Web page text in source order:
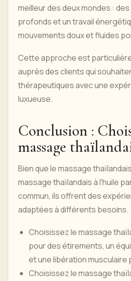
meilleur des deux mondes :
profonds et un travail
mouvements doux et fluides
Cette approche est
auprès des clients qui
thérapeutiques avec une
luxueuse.
Conclusion :
massage
Bien que le massage
massage thaïlandais à l'huile
commun, ils offrent des
adaptées à différents besoins.
Choisissez le massage
pour des étirements, un
et une libération musculaire
Choisissez le massage